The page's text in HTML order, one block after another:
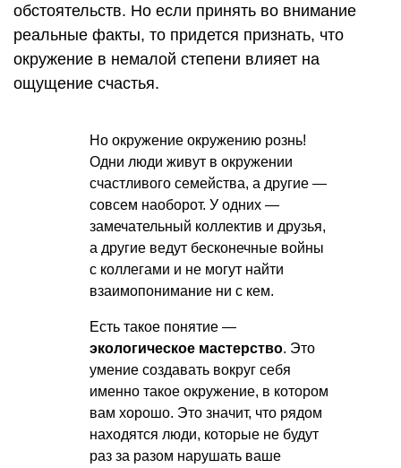
обстоятельств. Но если принять во внимание
реальные факты, то придется признать, что
окружение в немалой степени влияет на
ощущение счастья.
Но окружение окружению рознь!
Одни люди живут в окружении
счастливого семейства, а другие —
совсем наоборот. У одних —
замечательный коллектив и друзья,
а другие ведут бесконечные войны
с коллегами и не могут найти
взаимопонимание ни с кем.
Есть такое понятие —
экологическое мастерство. Это
умение создавать вокруг себя
именно такое окружение, в котором
вам хорошо. Это значит, что рядом
находятся люди, которые не будут
раз за разом нарушать ваше